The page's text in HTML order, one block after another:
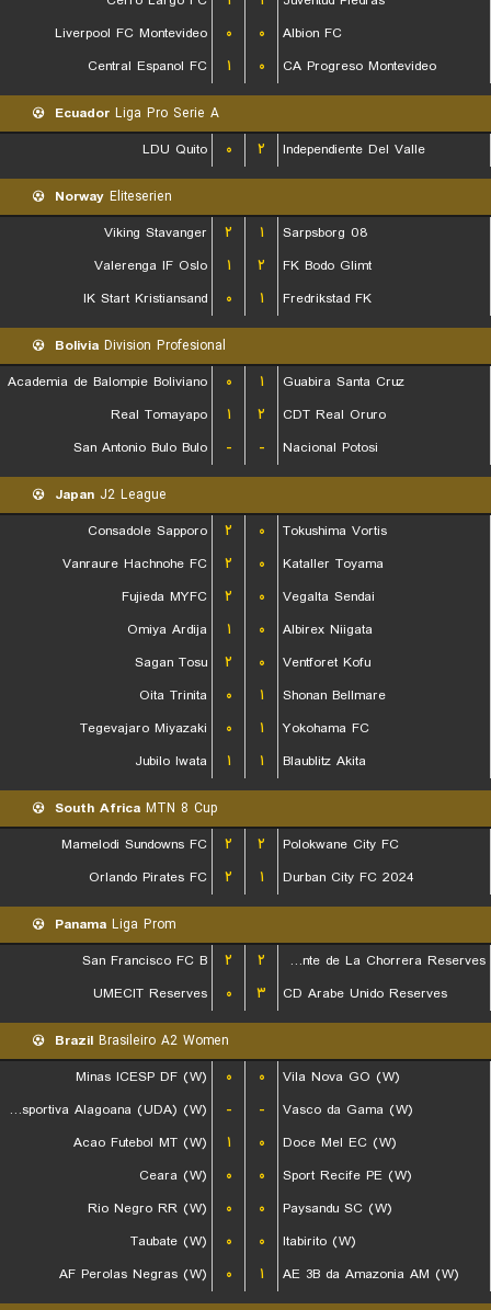
Liverpool FC Montevideo
۰ ۰
Albion FC
Central Espanol FC
۱ ۰ CA Progreso Montevideo
Ecuador Liga Pro Serie A
LDU Quito
۰ ۲ Independiente Del Valle
Norway Eliteserien
Viking Stavanger
۲ ۱
Sarpsborg 08
Valerenga IF Oslo
۱ ۲
FK Bodo Glimt
IK Start Kristiansand
۰ ۱ Fredrikstad FK
Bolivia Division Profesional
Academia de Balompie Boliviano
۰ ۱
Guabira Santa Cruz
Real Tomayapo
۱ ۲
CDT Real Oruro
San Antonio Bulo Bulo
- - Nacional Potosi
Japan J2 League
Consadole Sapporo
۲ ۰
Tokushima Vortis
Vanraure Hachnohe FC
۲ ۰
Kataller Toyama
Fujieda MYFC
۲ ۰
Vegalta Sendai
Omiya Ardija
۱ ۰
Albirex Niigata
Sagan Tosu
۲ ۰
Ventforet Kofu
Oita Trinita
۰ ۱
Shonan Bellmare
Tegevajaro Miyazaki
۰ ۱
Yokohama FC
Jubilo Iwata
۱ ۱ Blaublitz Akita
South Africa MTN 8 Cup
Mamelodi Sundowns FC
۲ ۲
Polokwane City FC
Orlando Pirates FC
۲ ۱ Durban City FC 2024
Panama Liga Prom
San Francisco FC B
۲ ۲
CA Independiente de La Chorrera Reserves
UMECIT Reserves
۰ ۳ CD Arabe Unido Reserves
Brazil Brasileiro A2 Women
Minas ICESP DF (W)
۰ ۰
Vila Nova GO (W)
Uniao Desportiva Alagoana (UDA) (W)
- -
Vasco da Gama (W)
Acao Futebol MT (W)
۱ ۰
Doce Mel EC (W)
Ceara (W)
۰ ۰
Sport Recife PE (W)
Rio Negro RR (W)
۰ ۰
Paysandu SC (W)
Taubate (W)
۰ ۰
Itabirito (W)
AF Perolas Negras (W)
۰ ۱ AE 3B da Amazonia AM (W)